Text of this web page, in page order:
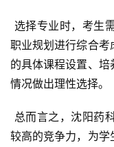
职业规划进行综合考
的具体课程设置、
情况做出理性选择。
较高的竞争力，为学